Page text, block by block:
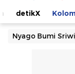
detikX
Nyago Bumi